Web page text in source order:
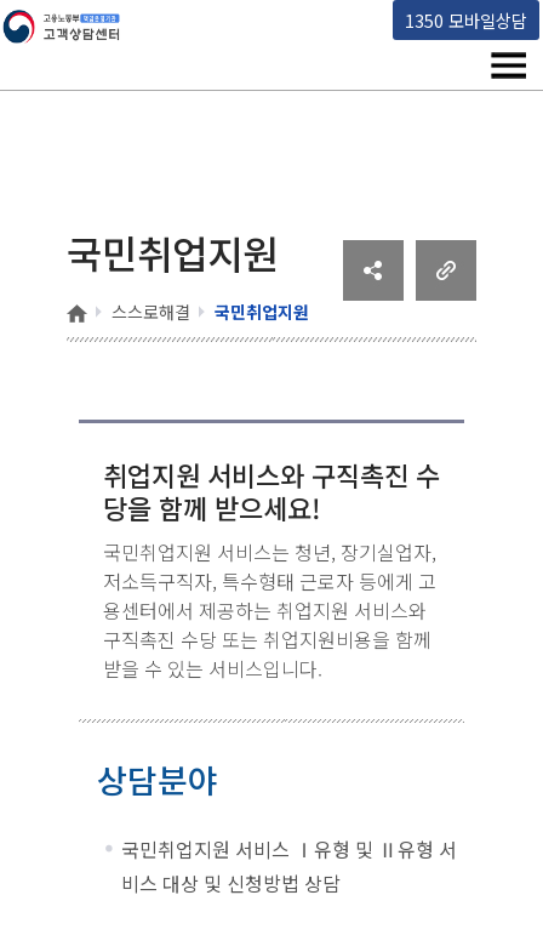
1350 모바일상담
고용노동부 책임운영기관 고객상담센터
메
국민취업지원
홈 스스로해결 국민취업지원
취업지원 서비스와 구직촉진 수
당을 함께 받으세요!
국민취업지원 서비스는 청년, 장기실업자,
저소득구직자, 특수형태 근로자 등에게 고
용센터에서 제공하는 취업지원 서비스와
구직촉진 수당 또는 취업지원비용을 함께
받을 수 있는 서비스입니다.
상담분야
국민취업지원 서비스 Ⅰ유형 및 Ⅱ유형 서
비스 대상 및 신청방법 상담